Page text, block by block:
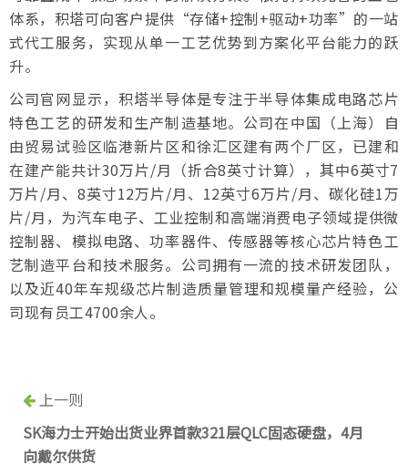
体系，积塔可向客户提供“存储+控制+驱动+功率”的一站
式代工服务，实现从单一工艺优势到方案化平台能力的跃
升。
公司官网显示，积塔半导体是专注于半导体集成电路芯片
特色工艺的研发和生产制造基地。公司在中国（上海）自
由贸易试验区临港新片区和徐汇区建有两个厂区，已建和
在建产能共计30万片/月（折合8英寸计算），其中6英寸7
万片/月、8英寸12万片/月、12英寸6万片/月、碳化硅1万
片/月，为汽车电子、工业控制和高端消费电子领域提供微
控制器、模拟电路、功率器件、传感器等核心芯片特色工
艺制造平台和技术服务。公司拥有一流的技术研发团队，
以及近40年车规级芯片制造质量管理和规模量产经验，公
司现有员工4700余人。
上一则
SK海力士开始出货业界首款321层QLC固态硬盘，4月
向戴尔供货